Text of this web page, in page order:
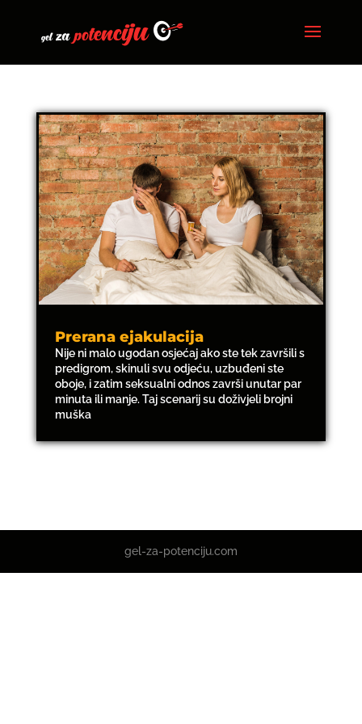
Prerana ejakulacija
Nije ni malo ugodan osjećaj ako ste tek završili s
predigrom, skinuli svu odjeću, uzbuđeni ste
oboje, i zatim seksualni odnos završi unutar par
minuta ili manje. Taj scenarij su doživjeli brojni
muška
gel-za-potenciju.com